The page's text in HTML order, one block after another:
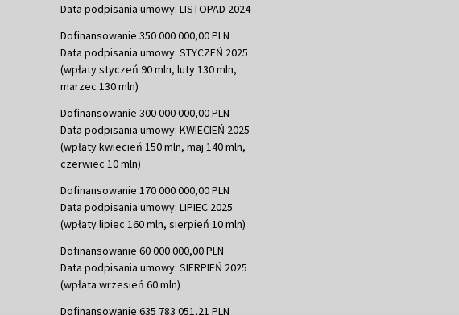
Data podpisania umowy: LISTOPAD 2024
Dofinansowanie 350 000 000,00 PLN
Data podpisania umowy: STYCZEŃ 2025
(wpłaty styczeń 90 mln, luty 130 mln,
marzec 130 mln)
Dofinansowanie 300 000 000,00 PLN
Data podpisania umowy: KWIECIEŃ 2025
(wpłaty kwiecień 150 mln, maj 140 mln,
czerwiec 10 mln)
Dofinansowanie 170 000 000,00 PLN
Data podpisania umowy: LIPIEC 2025
(wpłaty lipiec 160 mln, sierpień 10 mln)
Dofinansowanie 60 000 000,00 PLN
Data podpisania umowy: SIERPIEŃ 2025
(wpłata wrzesień 60 mln)
Dofinansowanie 635 783 051,21 PLN